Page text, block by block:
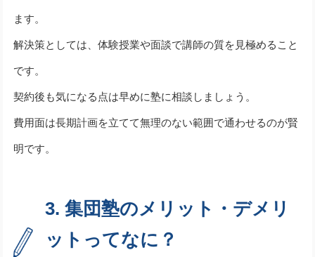
ます。
解決策としては、体験授業や面談で講師の質を見極めること
です。
契約後も気になる点は早めに塾に相談しましょう。
費用面は長期計画を立てて無理のない範囲で通わせるのが賢
明です。
3. 集団塾のメリット・デメリ
ットってなに？